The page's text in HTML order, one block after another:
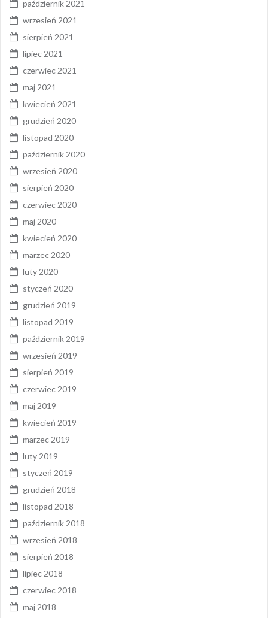
październik 2021
wrzesień 2021
sierpień 2021
lipiec 2021
czerwiec 2021
maj 2021
kwiecień 2021
grudzień 2020
listopad 2020
październik 2020
wrzesień 2020
sierpień 2020
czerwiec 2020
maj 2020
kwiecień 2020
marzec 2020
luty 2020
styczeń 2020
grudzień 2019
listopad 2019
październik 2019
wrzesień 2019
sierpień 2019
czerwiec 2019
maj 2019
kwiecień 2019
marzec 2019
luty 2019
styczeń 2019
grudzień 2018
listopad 2018
październik 2018
wrzesień 2018
sierpień 2018
lipiec 2018
czerwiec 2018
maj 2018